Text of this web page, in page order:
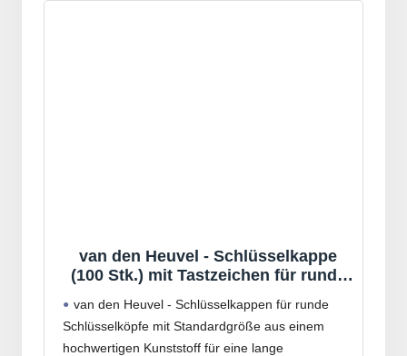
van den Heuvel - Schlüsselkappe
(100 Stk.) mit Tastzeichen für runde
van den Heuvel - Schlüsselkappen für runde
Schlüsselköpfe mit Standardgröße aus einem
hochwertigen Kunststoff für eine lange